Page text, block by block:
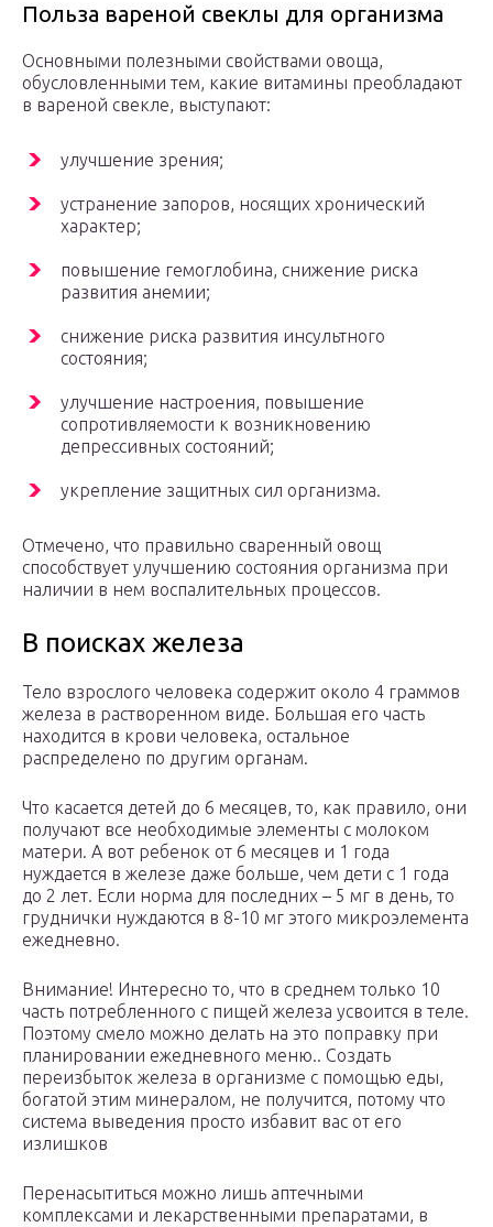
Польза вареной свеклы для организма
Основными полезными свойствами овоща,
обусловленными тем, какие витамины преобладают
в вареной свекле, выступают:
улучшение зрения;
устранение запоров, носящих хронический
характер;
повышение гемоглобина, снижение риска
развития анемии;
снижение риска развития инсультного
состояния;
улучшение настроения, повышение
сопротивляемости к возникновению
депрессивных состояний;
укрепление защитных сил организма.
Отмечено, что правильно сваренный овощ
способствует улучшению состояния организма при
наличии в нем воспалительных процессов.
В поисках железа
Тело взрослого человека содержит около 4 граммов
железа в растворенном виде. Большая его часть
находится в крови человека, остальное
распределено по другим органам.
Что касается детей до 6 месяцев, то, как правило, они
получают все необходимые элементы с молоком
матери. А вот ребенок от 6 месяцев и 1 года
нуждается в железе даже больше, чем дети с 1 года
до 2 лет. Если норма для последних – 5 мг в день, то
груднички нуждаются в 8-10 мг этого микроэлемента
ежедневно.
Внимание! Интересно то, что в среднем только 10
часть потребленного с пищей железа усвоится в теле.
Поэтому смело можно делать на это поправку при
планировании ежедневного меню.. Создать
переизбыток железа в организме с помощью еды,
богатой этим минералом, не получится, потому что
система выведения просто избавит вас от его
излишков
Перенасытиться можно лишь аптечными
комплексами и лекарственными препаратами, в